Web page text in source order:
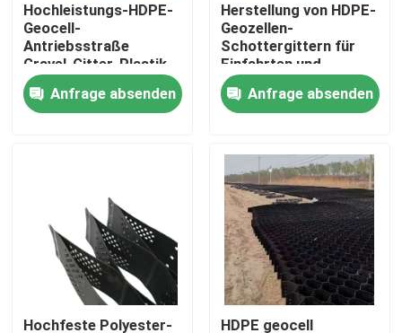
Über uns
Fabrik Tour
Kontakt
Referenzen
Geotextilien Geogrid
Hochleistungs-HDPE-
Geocell-
Antriebsstraße
Gravel-Gitter-Plastik-
Geocell-System zur
Bodenstabilisierung
und
Anfrage absenden
Herstellung von HDPE-
Geozellen-
Schottergittern für
Einfahrten und
Zufahrtswege
Anfrage absenden
Hochfeste Polyester- HDPE geocell